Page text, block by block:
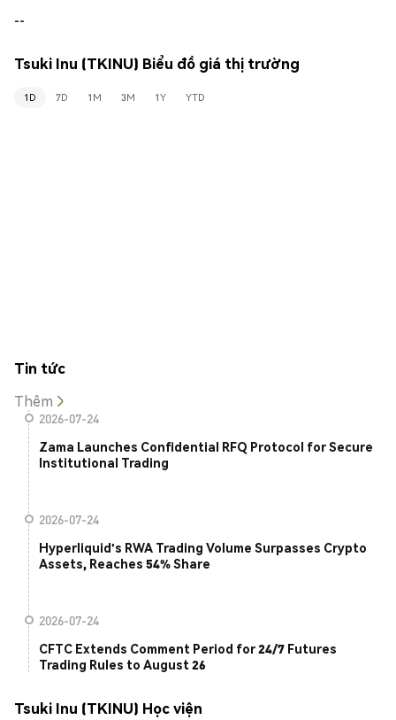
--
Tsuki Inu (TKINU) Biểu đồ giá thị trường
1D 7D 1M 3M 1Y YTD
Tin tức
Thêm
2026-07-24
Zama Launches Confidential RFQ Protocol for Secure
Institutional Trading
2026-07-24
Hyperliquid's RWA Trading Volume Surpasses Crypto
Assets, Reaches 54% Share
2026-07-24
CFTC Extends Comment Period for 24/7 Futures
Trading Rules to August 26
Tsuki Inu (TKINU) Học viện